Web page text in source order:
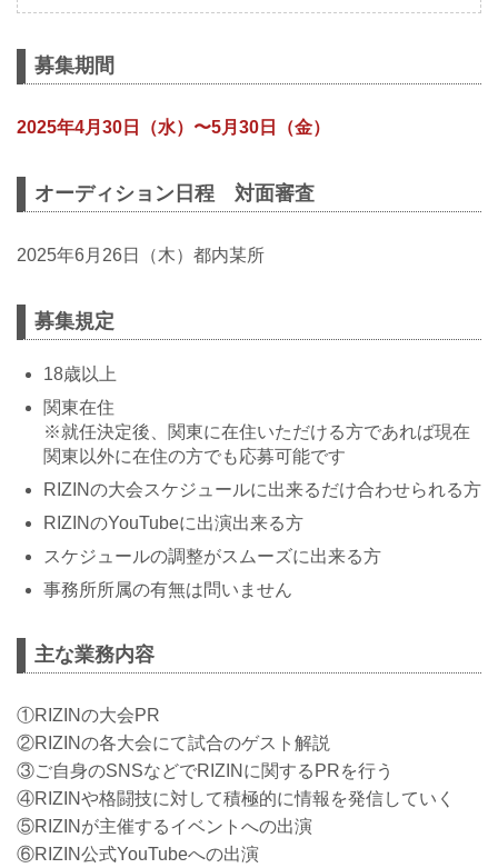
募集期間
2025年4月30日（水）〜5月30日（金）
オーディション日程 対面審査
2025年6月26日（木）都内某所
募集規定
18歳以上
関東在住
※就任決定後、関東に在住いただける方であれば現在
関東以外に在住の方でも応募可能です
RIZINの大会スケジュールに出来るだけ合わせられる方
RIZINのYouTubeに出演出来る方
スケジュールの調整がスムーズに出来る方
事務所所属の有無は問いません
主な業務内容
①RIZINの大会PR
②RIZINの各大会にて試合のゲスト解説
③ご自身のSNSなどでRIZINに関するPRを行う
④RIZINや格闘技に対して積極的に情報を発信していく
⑤RIZINが主催するイベントへの出演
⑥RIZIN公式YouTubeへの出演